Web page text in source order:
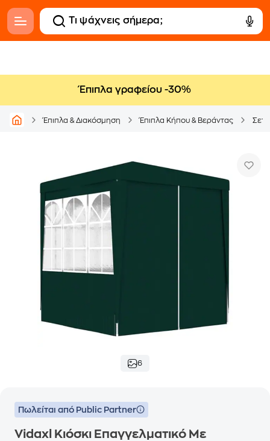
Έπιπλα γραφείου -30%
Έπιπλα & Διακόσμηση Έπιπλα Κήπου & Βεράντας Σετ
6
Πωλείται από Public Partner
Vidaxl Κιόσκι Επαγγελματικό Με